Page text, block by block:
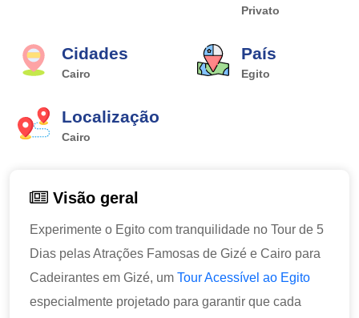
Privato
Cidades
Cairo
País
Egito
Localização
Cairo
Visão geral
Experimente o Egito com tranquilidade no Tour de 5
Dias pelas Atrações Famosas de Gizé e Cairo para
Cadeirantes em Gizé, um Tour Acessível ao Egito
especialmente projetado para garantir que cada